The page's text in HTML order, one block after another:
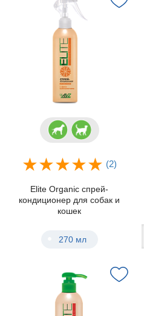
(2)
Elite Organic спрей-
кондиционер для собак и
кошек
270 мл